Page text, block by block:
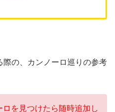
の、カンノーロ巡りの参考
を見つけたら随時追加し